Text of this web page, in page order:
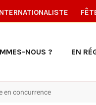
NOUS ? EN
en concurrence